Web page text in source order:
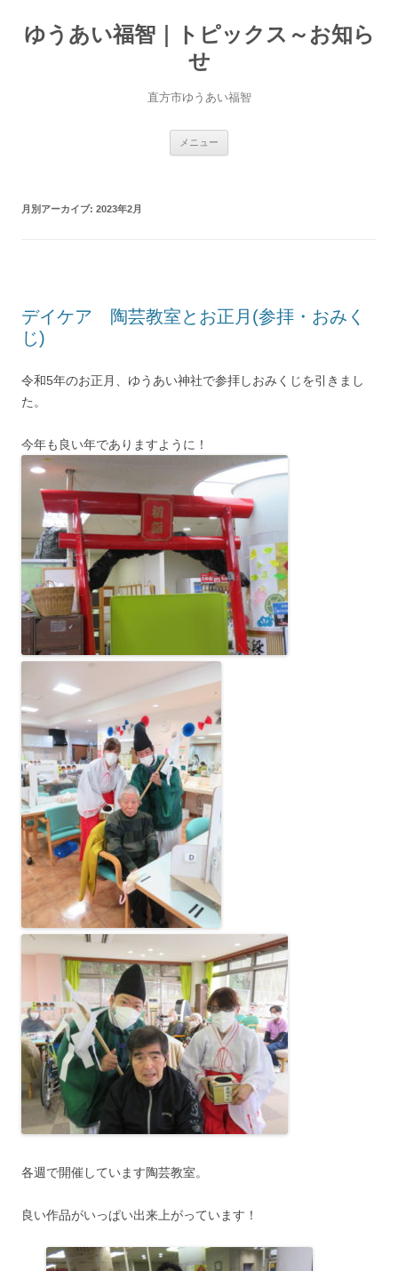
ゆうあい福智｜トピックス～お知ら
せ
直方市ゆうあい福智
メニュー
月別アーカイブ: 2023年2月
デイケア 陶芸教室とお正月(参拝・おみく
じ)
令和5年のお正月、ゆうあい神社で参拝しおみくじを引きまし
た。
今年も良い年でありますように！
各週で開催しています陶芸教室。
良い作品がいっぱい出来上がっています！